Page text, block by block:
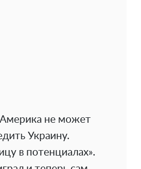
не может
Украину.
в потенциалах».